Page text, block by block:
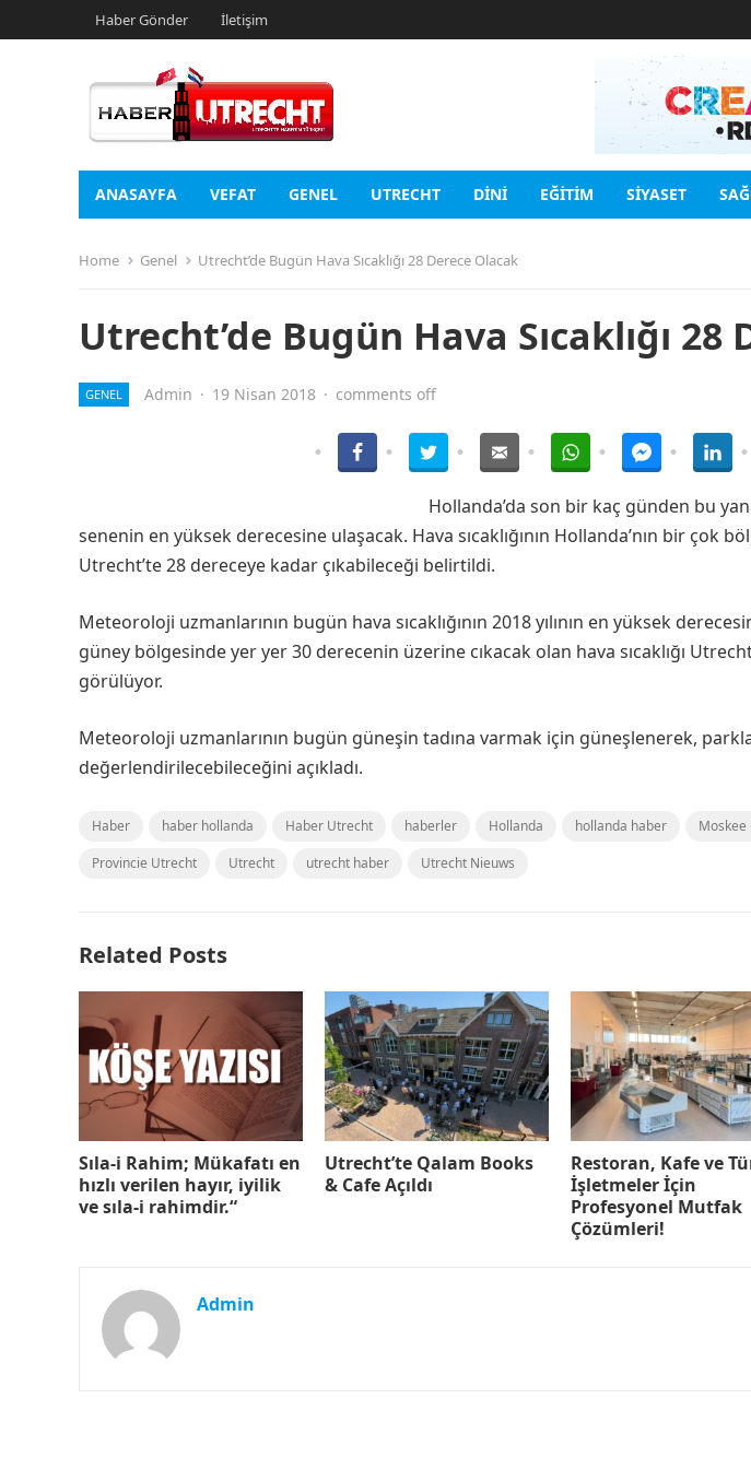
Haber Gönder İletişim
ANASAYFA VEFAT GENEL UTRECHT DINI EĞITIM SIYASET
Home Genel Utrecht’de Bugün Hava Sıcaklığı 28 Derece Olacak
Utrecht’de Bugün Hava Sıcaklığı 28
GENEL Admin · 19 Nisan 2018 · comments off
Hollanda’da son bir kaç günden bu
senenin en yüksek derecesine ulaşacak. Hava sıcaklığının Hollanda’nın bir çok
Utrecht’te 28 dereceye kadar çıkabileceği belirtildi.
Meteoroloji uzmanlarının bugün hava sıcaklığının 2018 yılının en yüksek
güney bölgesinde yer yer 30 derecenin üzerine cıkacak olan hava sıcaklığı
görülüyor.
Meteoroloji uzmanlarının bugün güneşin tadına varmak için güneşlenerek,
değerlendirilecebileceğini açıkladı.
Haber haber hollanda Haber Utrecht haberler Hollanda hollanda haber Moskee
Provincie Utrecht
Utrecht utrecht haber Utrecht Nieuws
Related Posts
Sıla-i Rahim; Mükafatı en
hızlı verilen hayır, iyilik
ve sıla-i rahimdir.“
Utrecht’te Qalam Books
& Cafe Açıldı
Restoran, Kafe ve
İşletmeler İçin
Profesyonel Mutfak
Çözümleri!
Admin